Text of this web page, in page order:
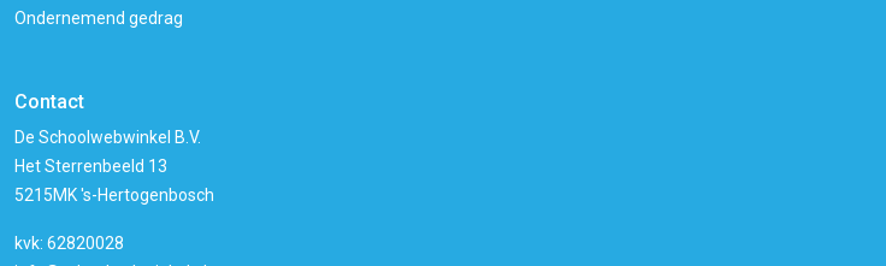
Ondernemend gedrag
Contact
De Schoolwebwinkel B.V.
Het Sterrenbeeld 13
5215MK 's-Hertogenbosch
kvk: 62820028